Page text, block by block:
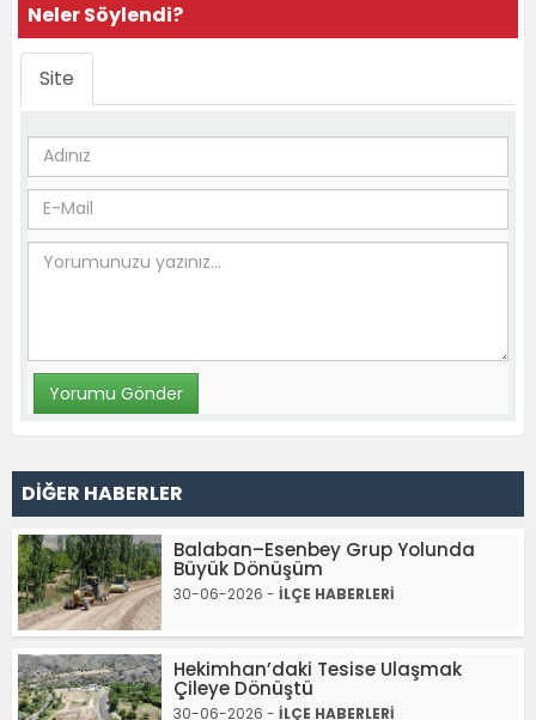
Neler Söylendi?
Site
DİĞER HABERLER
Balaban–Esenbey Grup Yolunda
Büyük Dönüşüm
30-06-2026 - İLÇE HABERLERİ
Hekimhan’daki Tesise Ulaşmak
Çileye Dönüştü
30-06-2026 - İLÇE HABERLERİ